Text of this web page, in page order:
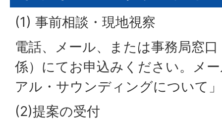
(1) 事前相談・現地視察
電話、メール、または事務局窓
係）にてお申込みください。メ
アル・サウンディングについて
(2)提案の受付